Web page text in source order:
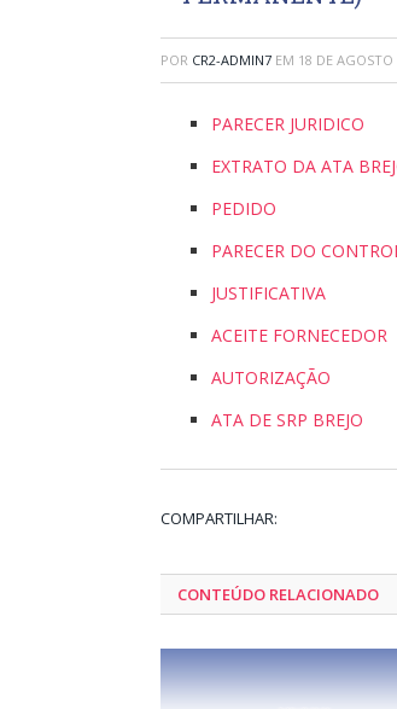
POR CR2-ADMIN7 EM 18 DE AGOSTO
PARECER JURIDICO
EXTRATO DA ATA
PEDIDO
PARECER DO
JUSTIFICATIVA
ACEITE FORNECEDOR
AUTORIZAÇÃO
ATA DE SRP BREJO
COMPARTILHAR:
CONTEÚDO RELACIONADO